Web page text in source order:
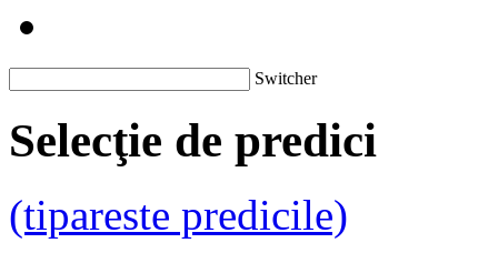
Switcher
Selecţie de predici
(tipareste predicile)